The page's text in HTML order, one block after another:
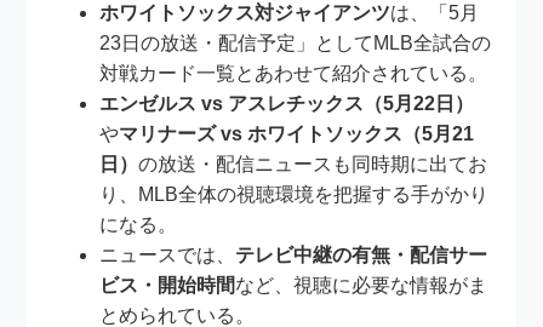
ホワイトソックス対ジャイアンツは、「5月
23日の放送・配信予定」としてMLB全試合の
対戦カード一覧とあわせて紹介されている。
エンゼルス vs アスレチックス（5月22日）
やマリナーズ vs ホワイトソックス（5月21
日）の放送・配信ニュースも同時期に出てお
り、MLB全体の視聴環境を把握する手がかり
になる。
ニュースでは、 テレビ中継の有無・配信サー
ビス・開始時間など、視聴に必要な情報がま
とめられている。